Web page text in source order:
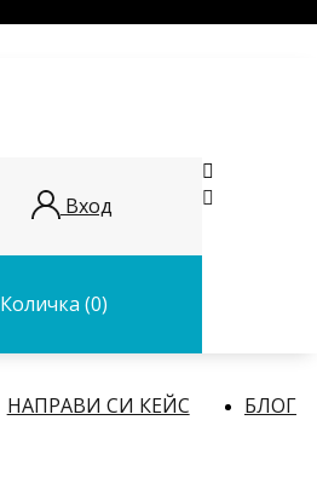
Вход
Количка (0)


НАПРАВИ СИ КЕЙС
БЛОГ